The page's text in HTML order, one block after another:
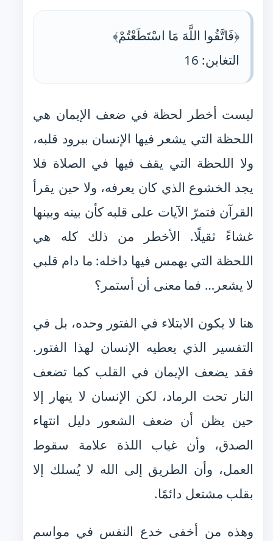
﴿فَاتَّقُوا اللَّهَ مَا اسْتَطَعْتُمْ﴾
التغابن: 16
ليست أخطر لحظة في ضعف الإيمان هي
اللحظة التي يشعر فيها الإنسان ببرود قلبه،
ولا اللحظة التي يقف فيها في الصلاة فلا
يجد الخشوع الذي كان يعرفه، ولا حين يقرأ
القرآن فتمرّ الآيات على قلبه كأن بينه وبينها
غشاءً ثقيلًا. الأخطر من ذلك كله هي
اللحظة التي يهمس فيها داخله: ما دام قلبي
لا يشعر… فما معنى أن أستمر؟
هنا لا يكون الابتلاء في الفتور وحده، بل في
التفسير الذي يعطيه الإنسان لهذا الفتور.
فقد يضعف الإيمان في القلب كما تضعف
النار تحت الرماد، لكن الإنسان لا ينهار إلا
حين يظن أن ضعف الشعور دليل انتهاء
الصدق، وأن غياب اللذة علامة سقوط
العمل، وأن الطريق إلى الله لا يُسلك إلا
بقلب مشتعل دائمًا.
وهذه من أخفى خدع النفس في مواسم